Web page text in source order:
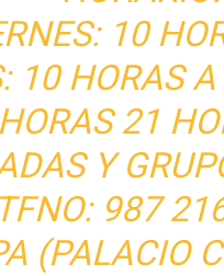
10
10 HORAS
HORAS 21
Y
TFNO: 987
(PALACIO